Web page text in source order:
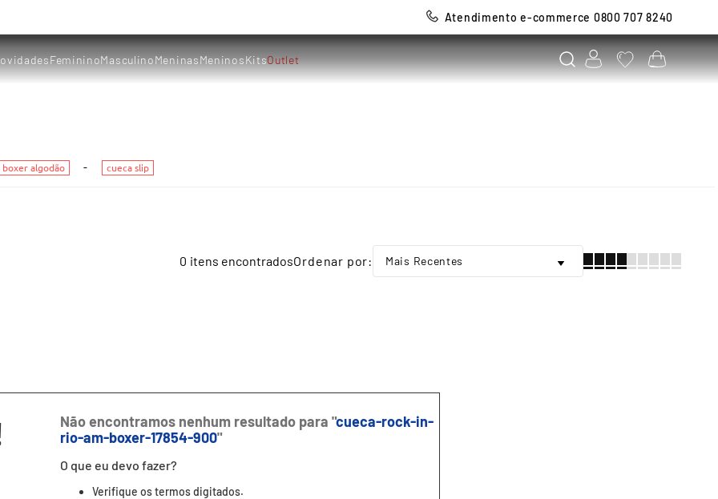
Atendimento e-commerce 0800 707 8240
FemininoMasculinoMeninasMeninosKitsOutlet
boxer algodão cueca slip
0 Mais Recentes
Não encontramos nenhum resultado para "cueca-rock-in-
rio-am-boxer-17854-900"
O que eu devo fazer?
Verifique os termos digitados.